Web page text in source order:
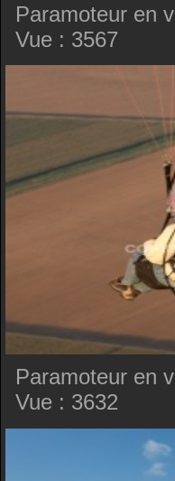
Paramoteur en
Vue : 3567
Paramoteur en
Vue : 3632